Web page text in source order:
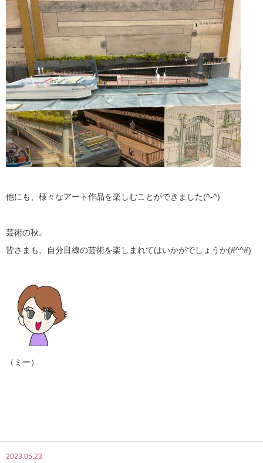
他にも、様々なアート作品を楽しむことができました(^-^)
芸術の秋。
皆さまも、自分目線の芸術を楽しまれてはいかがでしょうか(#^^#)
（ミー）
2023.05.23